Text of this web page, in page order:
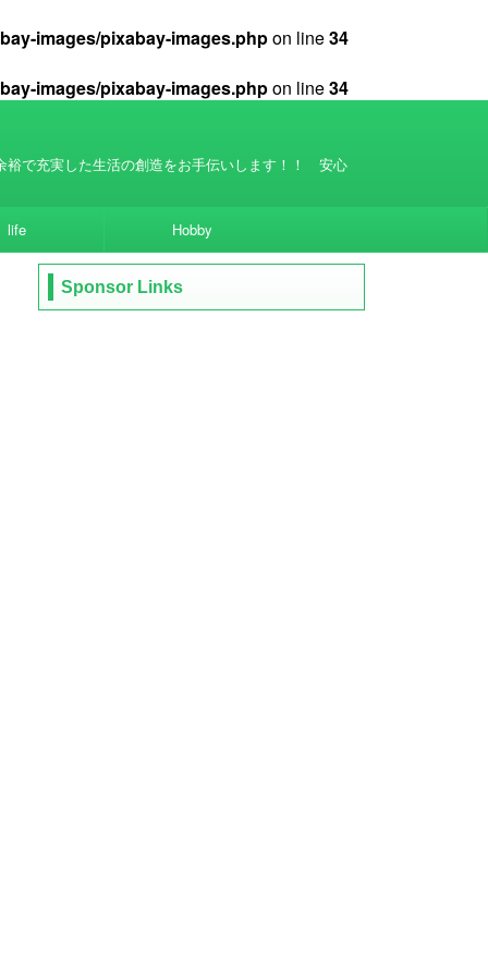
images/pixabay-images.phpon line34
images/pixabay-images.phpon line34
裕で充実した生活の創造をお手伝いします！！ 安心
life Hobby
Sponsor Links